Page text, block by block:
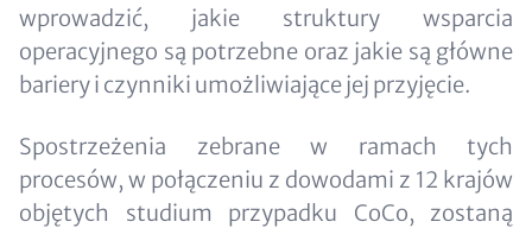
wprowadzić, jakie struktury wsparcia
operacyjnego są potrzebne oraz jakie są główne
bariery i czynniki umożliwiające jej przyjęcie.
Spostrzeżenia zebrane w ramach tych
procesów, w połączeniu z dowodami z 12 krajów
objętych studium przypadku CoCo, zostaną